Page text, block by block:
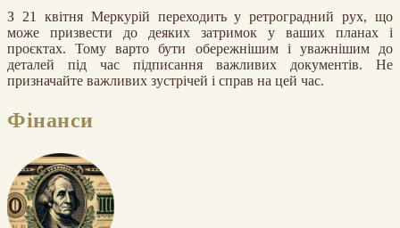
З 21 квітня Меркурій переходить у ретроградний рух, що
може призвести до деяких затримок у ваших планах і
проєктах. Тому варто бути обережнішим і уважнішим до
деталей під час підписання важливих документів. Не
призначайте важливих зустрічей і справ на цей час.
Фінанси